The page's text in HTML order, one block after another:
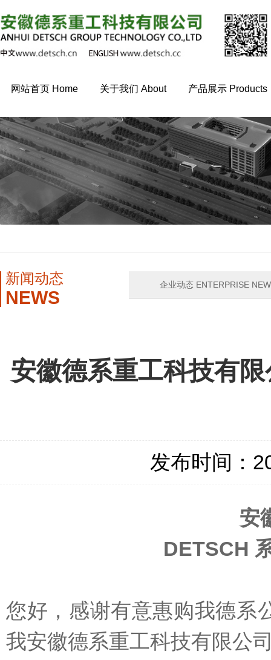
网站首页 Home 关于我们 About 产品展示 Products
新闻动态
NEWS
企业动态 ENTERPRISE
安徽德系重工科技有
发布时间：
安
DETSCH
您好，感谢有意惠购我德
我安徽德系重工科技有限公